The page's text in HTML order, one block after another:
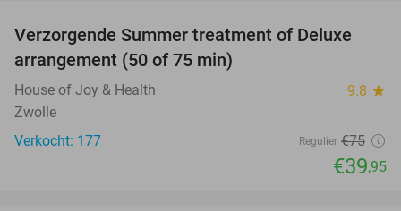
47%
Verzorgende Summer treatment of Deluxe
arrangement (50 of 75 min)
House of Joy & Health 9.8 star
Zwolle
Verkocht: 177
Regulier €75
€39,95